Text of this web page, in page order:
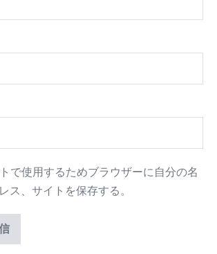
で使用するためブラウザーに自分の名
ス、サイトを保存する。